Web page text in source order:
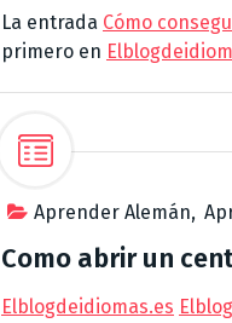
La entrada Cómo
primero en
Aprender Alemán,
Como abrir un
Elblogdeidiomas.es